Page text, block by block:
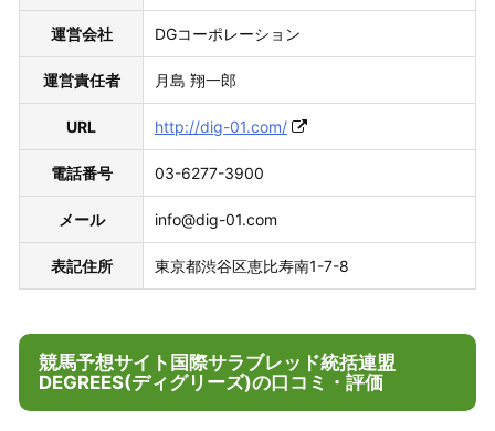
運営会社 DGコーポレーション
運営責任者 月島 翔一郎
URL http://dig-01.com/
電話番号 03-6277-3900
メール info@dig-01.com
表記住所 東京都渋谷区恵比寿南1-7-8
競馬予想サイト国際サラブレッド統括連盟
DEGREES(ディグリーズ)の口コミ・評価